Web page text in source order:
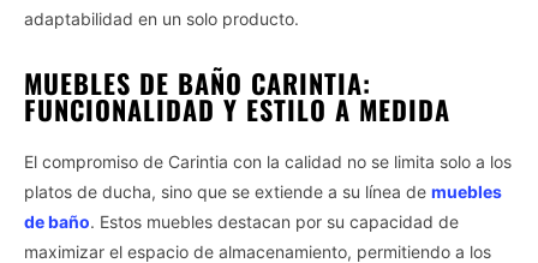
adaptabilidad en un solo producto.
MUEBLES DE BAÑO CARINTIA:
FUNCIONALIDAD Y ESTILO A MEDIDA
El compromiso de Carintia con la calidad no se limita solo a los
platos de ducha, sino que se extiende a su línea de muebles
de baño. Estos muebles destacan por su capacidad de
maximizar el espacio de almacenamiento, permitiendo a los